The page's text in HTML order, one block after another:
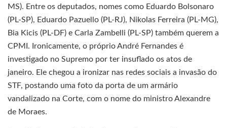
MS). Entre os deputados, nomes como Eduardo Bolsonaro
(PL-SP), Eduardo Pazuello (PL-RJ), Nikolas Ferreira (PL-MG),
Bia Kicis (PL-DF) e Carla Zambelli (PL-SP) também querem a
CPMI. Ironicamente, o próprio André Fernandes é
investigado no Supremo por ter insuflado os atos de
janeiro. Ele chegou a ironizar nas redes sociais a invasão do
STF, postando uma foto da porta de um armário
vandalizado na Corte, com o nome do ministro Alexandre
de Moraes.